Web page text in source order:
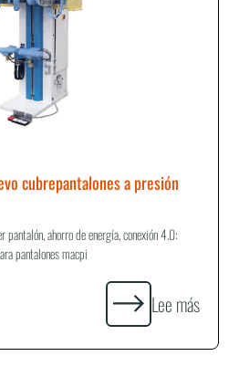
cubrepantalones a presión
ahorro de energía, conexión 4.0:
pantalones macpi
Lee más